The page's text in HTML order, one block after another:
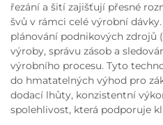
řezání a šití zajišťují přesné
švů v rámci celé výrobní
plánování podnikových zdrojů
výroby, správu zásob a
výrobního procesu. Tyto
do hmatatelných výhod pro
dodací lhůty, konzistentní
spolehlivost, která podporuje